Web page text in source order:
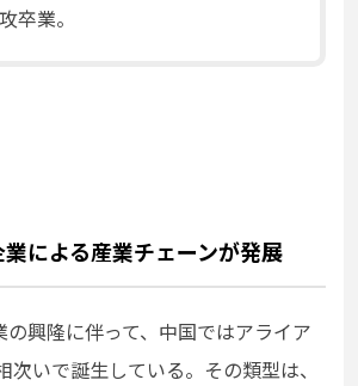
卒業。
による産業チェーンが発展
興隆に伴って、中国ではアライア
次いで誕⽣している。その類型は、